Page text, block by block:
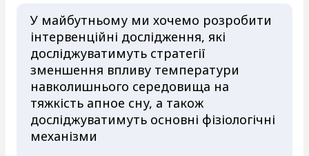
У майбутньому ми хочемо розробити
інтервенційні дослідження, які
досліджуватимуть стратегії
зменшення впливу температури
навколишнього середовища на
тяжкість апное сну, а також
досліджуватимуть основні фізіологічні
механізми